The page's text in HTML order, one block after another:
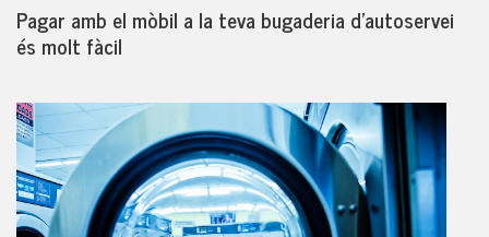
Pagar amb el mòbil a la teva bugaderia d'autoservei
és molt fàcil